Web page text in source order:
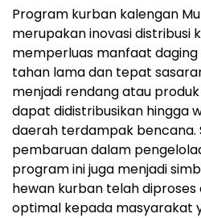
Program kurban kalengan
merupakan inovasi distribusi
memperluas manfaat
tahan lama dan tepat
menjadi rendang atau
dapat didistribusikan hingga
daerah terdampak bencana.
pembaruan dalam
program ini juga menjadi
hewan kurban telah
optimal kepada masyarakat